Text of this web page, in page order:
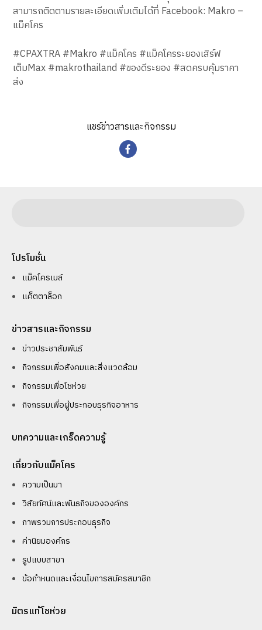
สามารถติดตามรายละเอียดเพิ่มเติมได้ที่ Facebook: Makro –
แม็คโคร
#CPAXTRA #Makro #แม็คโคร #แม็คโครระยองเสิร์ฟ
เต็มMax #makrothailand #ของดีระยอง #สดครบคุ้มราคา
ส่ง
แชร์ข่าวสารและกิจกรรม
โปรโมชั่น
แม็คโครเมล์
แค็ตตาล็อก
ข่าวสารและกิจกรรม
ข่าวประชาสัมพันธ์
กิจกรรมเพื่อสังคมและสิ่งแวดล้อม
กิจกรรมเพื่อโชห่วย
กิจกรรมเพื่อผู้ประกอบธุรกิจอาหาร
บทความและเกร็ดความรู้
เกี่ยวกับแม็คโคร
ความเป็นมา
วิสัยทัศน์และพันธกิจขององค์กร
ภาพรวมการประกอบธุรกิจ
ค่านิยมองค์กร
รูปแบบสาขา
ข้อกำหนดและเงื่อนไขการสมัครสมาชิก
มิตรแท้โชห่วย